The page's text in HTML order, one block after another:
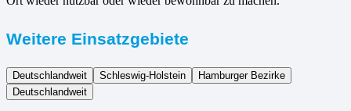
Weitere Einsatzgebiete
Deutschlandweit Schleswig-Holstein
Hamburger Bezirke
Deutschlandweit